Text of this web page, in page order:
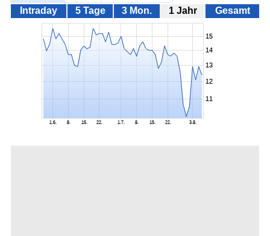
Intraday 5 Tage 3 Mon. 1 Jahr Gesamt